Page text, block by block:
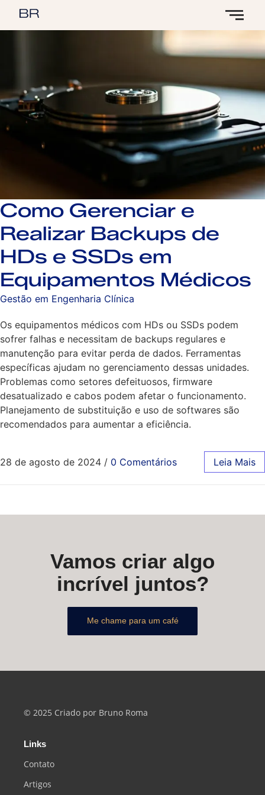
Como Gerenciar e
Realizar Backups de
HDs e SSDs em
Equipamentos Médicos
Gestão em Engenharia Clínica
Os equipamentos médicos com HDs ou SSDs podem
sofrer falhas e necessitam de backups regulares e
manutenção para evitar perda de dados. Ferramentas
específicas ajudam no gerenciamento dessas unidades.
Problemas como setores defeituosos, firmware
desatualizado e cabos podem afetar o funcionamento.
Planejamento de substituição e uso de softwares são
recomendados para aumentar a eficiência.
28 de agosto de 2024 / 0 Comentários Leia Mais
Vamos criar algo
incrível juntos?
Me chame para um café
© 2025 Criado por Bruno Roma
Links
Contato
Artigos